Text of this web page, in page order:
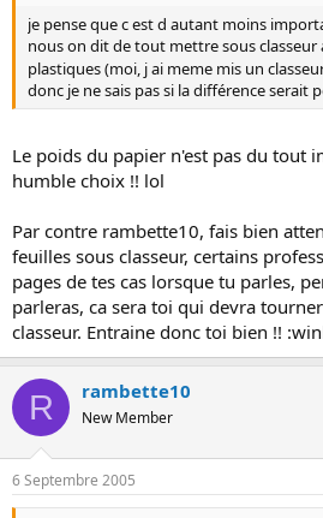
je pense que c est d autant moins
nous on dit de tout mettre sous classeur
plastiques (moi, j ai meme mis un
donc je ne sais pas si la différence serait
Le poids du papier n'est pas du tout
humble choix !! lol
Par contre rambette10, fais bien
feuilles sous classeur, certains
pages de tes cas lorsque tu parles,
parleras, ca sera toi qui devra
classeur. Entraine donc toi bien !!
R rambette10
New Member
6 Septembre 2005